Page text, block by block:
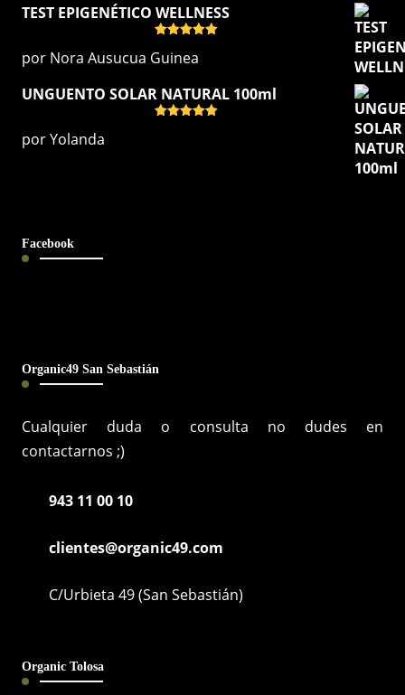
TEST EPIGENÉTICO WELLNESS
con5de 5
por Nora Ausucua Guinea
UNGUENTO SOLAR NATURAL 100ml
por Yolanda
Facebook
Organic49 San Sebastián
Cualquier duda o consulta no dudes en
contactarnos ;)
943 11 00 10
clientes@organic49.com
C/Urbieta 49 (San Sebastián)
Organic Tolosa